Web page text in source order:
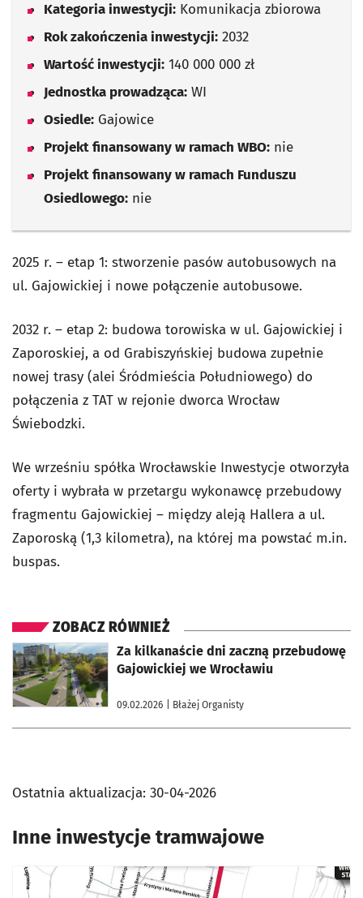
Kategoria inwestycji: Komunikacja zbiorowa
Rok zakończenia inwestycji: 2032
Wartość inwestycji: 140 000 000 zł
Jednostka prowadząca: WI
Osiedle: Gajowice
Projekt finansowany w ramach WBO: nie
Projekt finansowany w ramach Funduszu
Osiedlowego: nie
2025 r. – etap 1: stworzenie pasów autobusowych na
ul. Gajowickiej i nowe połączenie autobusowe.
2032 r. – etap 2: budowa torowiska w ul. Gajowickiej i
Zaporoskiej, a od Grabiszyńskiej budowa zupełnie
nowej trasy (alei Śródmieścia Południowego) do
połączenia z TAT w rejonie dworca Wrocław
Świebodzki.
We wrześniu spółka Wrocławskie Inwestycje otworzyła
oferty i wybrała w przetargu wykonawcę przebudowy
fragmentu Gajowickiej – między aleją Hallera a ul.
Zaporoską (1,3 kilometra), na której ma powstać m.in.
buspas.
ZOBACZ RÓWNIEŻ
Za kilkanaście dni zaczną przebudowę
Gajowickiej we Wrocławiu
09.02.2026 | Błażej Organisty
otworzy się w nowej karcie
Ostatnia aktualizacja: 30-04-2026
Inne inwestycje tramwajowe